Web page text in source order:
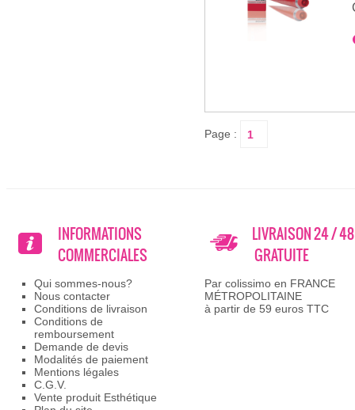
Page :
INFORMATIONS
COMMERCIALES
Qui sommes-nous?
Nous contacter
Conditions de livraison
Conditions de
remboursement
Demande de devis
Modalités de paiement
Mentions légales
C.G.V.
Vente produit Esthétique
LIVRAISON 24 /
GRATUITE
Par colissimo en FRANCE
MÉTROPOLITAINE
à partir de 59 euros TTC